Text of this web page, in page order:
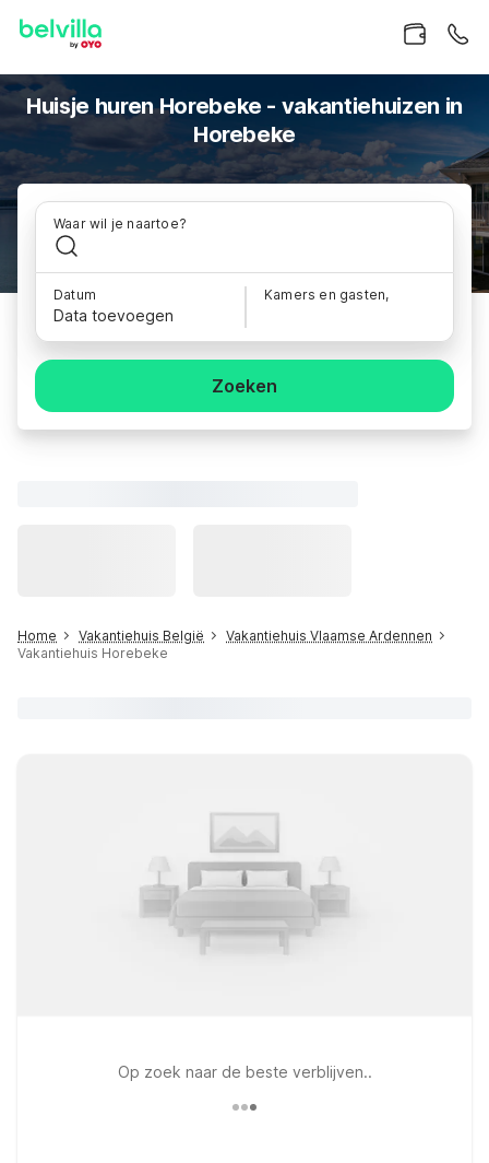
Huisje huren Horebeke - vakantiehuizen in
Horebeke
Waar wil je naartoe?
Datum
Data toevoegen
Kamers en gasten,
Zoeken
Home Vakantiehuis België
Vakantiehuis Vlaamse Ardennen
Vakantiehuis Horebeke
Op zoek naar de beste verblijven..